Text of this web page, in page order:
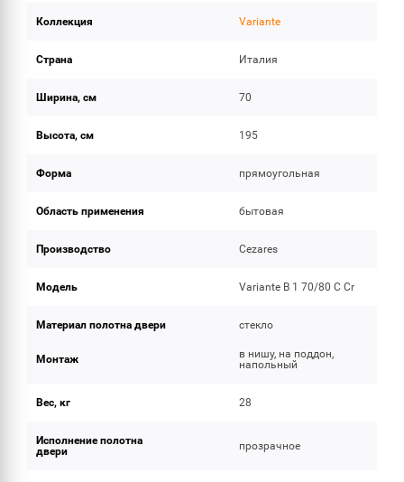
Коллекция Variante
Страна Италия
Ширина, см 70
Высота, см 195
Форма прямоугольная
Область применения бытовая
Производство Cezares
Модель Variante B 1 70/80 C Cr
Материал полотна двери стекло
Монтаж
в нишу, на поддон,
напольный
Вес, кг 28
Исполнение полотна
двери
прозрачное